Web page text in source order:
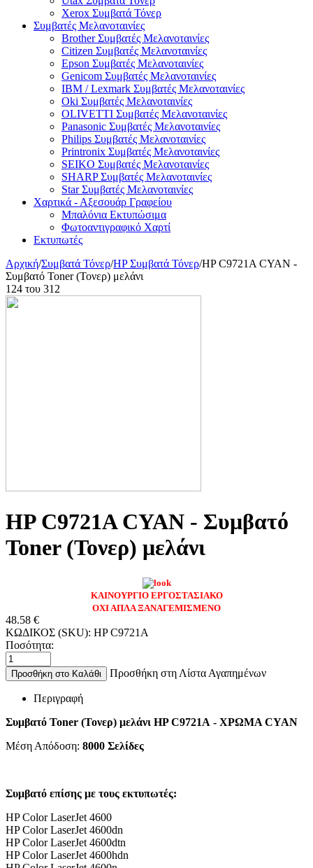
Xerox Συμβατά Τόνερ
Συμβατές Μελανοταινίες
Brother Συμβατές Μελανοταινίες
Citizen Συμβατές Μελανοταινίες
Epson Συμβατές Μελανοταινίες
Genicom Συμβατές Μελανοταινίες
IBM / Lexmark Συμβατές Μελανοταινίες
Oki Συμβατές Μελανοταινίες
OLIVETTI Συμβατές Μελανοταινίες
Panasonic Συμβατές Μελανοταινίες
Philips Συμβατές Μελανοταινίες
Printronix Συμβατές Μελανοταινίες
SEIKO Συμβατές Μελανοταινίες
SHARP Συμβατές Μελανοταινίες
Star Συμβατές Μελανοταινίες
Χαρτικά - Αξεσουάρ Γραφείου
Μπαλόνια Εκτυπώσιμα
Φωτοαντιγραφικό Χαρτί
Εκτυπωτές
Αρχική/Συμβατά Τόνερ/HP Συμβατά Τόνερ/HP C9721A CYAN -
Συμβατό Toner (Τονερ) μελάνι
124 του 312
HP C9721A CYAN - Συμβατό
Toner (Τονερ) μελάνι
ΚΑΙΝΟΥΡΓΙΟ ΕΡΓΟΣΤΑΣΙΑΚΟ
ΟΧΙ ΑΠΛΑ ΞΑΝΑΓΕΜΙΣΜΕΝΟ
48.58 €
ΚΩΔΙΚΟΣ (SKU): HP C9721A
Ποσότητα:
Προσθήκη στο Καλάθι Προσθήκη στη Λίστα Αγαπημένων
Περιγραφή
Συμβατό Toner (Τονερ) μελάνι HP C9721A - ΧΡΩΜΑ CYAN
Μέση Απόδοση: 8000 Σελίδες
Συμβατό επίσης με τους εκτυπωτές:
HP Color LaserJet 4600
HP Color LaserJet 4600dn
HP Color LaserJet 4600dtn
HP Color LaserJet 4600hdn